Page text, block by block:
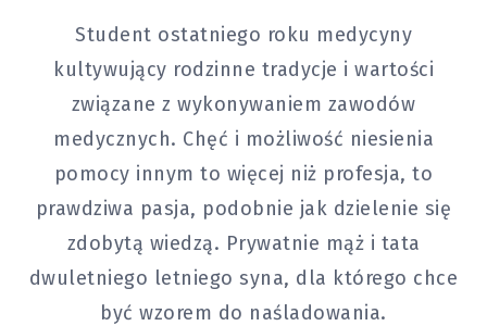
Student ostatniego roku medycyny
kultywujący rodzinne tradycje i wartości
związane z wykonywaniem zawodów
medycznych. Chęć i możliwość niesienia
pomocy innym to więcej niż profesja, to
prawdziwa pasja, podobnie jak dzielenie się
zdobytą wiedzą. Prywatnie mąż i tata
dwuletniego letniego syna, dla którego chce
być wzorem do naśladowania.